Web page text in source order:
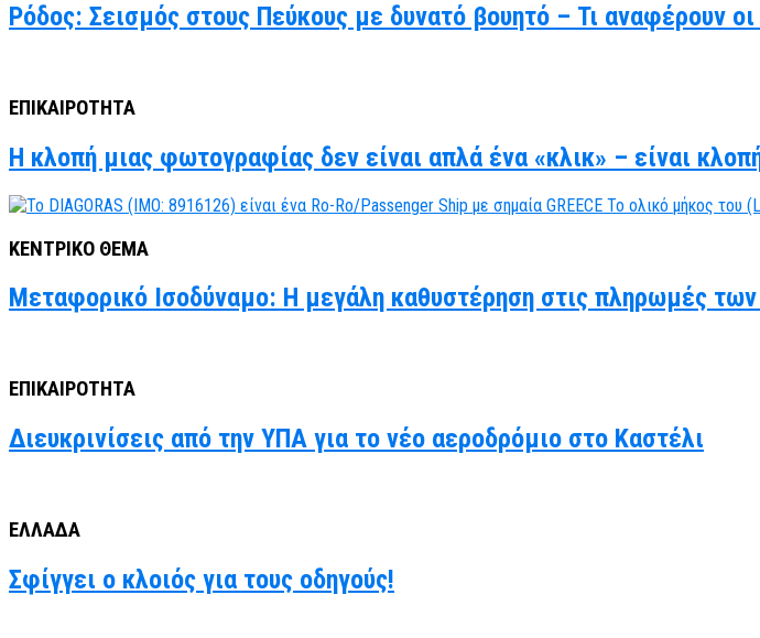
Ρόδος: Σεισμός στους Πεύκους με δυνατό βουητό – Τι αναφέρουν οι
ΕΠΙΚΑΙΡΟΤΗΤΑ
Η κλοπή μιας φωτογραφίας δεν είναι απλά ένα «κλικ» – είναι
ΚΕΝΤΡΙΚΟ ΘΕΜΑ
Μεταφορικό Ισοδύναμο: Η μεγάλη καθυστέρηση στις πληρωμές
ΕΠΙΚΑΙΡΟΤΗΤΑ
Διευκρινίσεις από την ΥΠΑ για το νέο αεροδρόμιο στο Καστέλι
ΕΛΛΑΔΑ
Σφίγγει ο κλοιός για τους οδηγούς!